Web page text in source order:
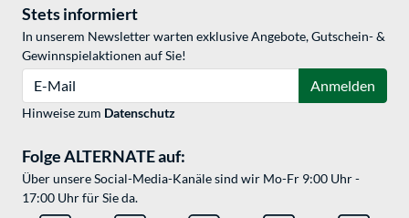
Stets informiert
In unserem Newsletter warten exklusive Angebote, Gutschein- &
Gewinnspielaktionen auf Sie!
Anmelden
Hinweise zum Datenschutz
Folge ALTERNATE auf:
Über unsere Social-Media-Kanäle sind wir Mo-Fr 9:00 Uhr -
17:00 Uhr für Sie da.